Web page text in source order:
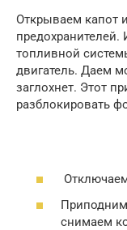
Открываем капот
предохранителей.
топливной
двигатель. Даем
заглохнет. Этот
разблокировать
снимаем